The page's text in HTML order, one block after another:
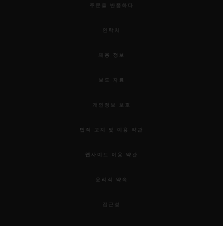
주문을 반품하다
연락처
채용 정보
보도 자료
개인정보 보호
법적 고지 및 이용 약관
웹사이트 이용 약관
윤리적 약속
접근성